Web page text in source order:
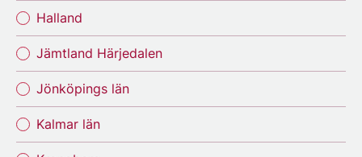
Halland
Jämtland Härjedalen
Jönköpings län
Kalmar län